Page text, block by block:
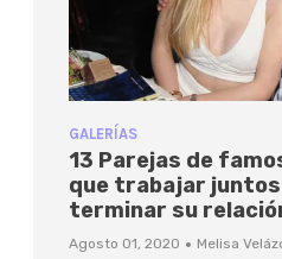
GALERÍAS
13 Parejas de
que trabajar juntos
terminar su
Agosto 01, 2020 · Melisa